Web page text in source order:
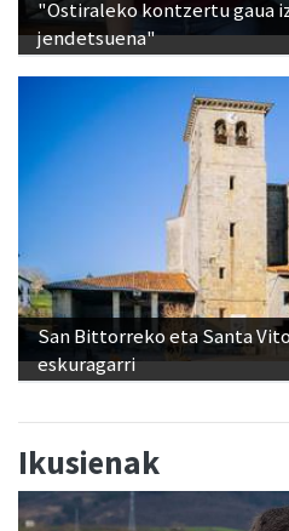
San Bittorreko eta Santa
eskuragarri